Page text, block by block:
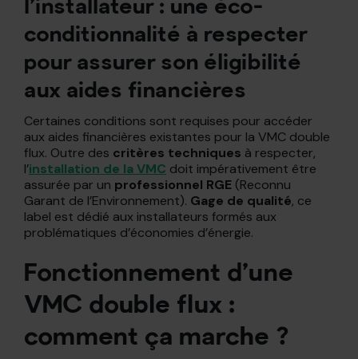
l’installateur : une éco-
conditionnalité à respecter
pour assurer son éligibilité
aux aides financières
Certaines conditions sont requises pour accéder
aux aides financières existantes pour la VMC double
flux. Outre des critères techniques à respecter,
l’installation de la VMC doit impérativement être
assurée par un professionnel RGE (Reconnu
Garant de l’Environnement). Gage de qualité, ce
label est dédié aux installateurs formés aux
problématiques d’économies d’énergie.
Fonctionnement d’une
VMC double flux :
comment ça marche ?